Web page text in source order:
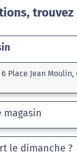
Place Jean
magasin
le dimanche ?